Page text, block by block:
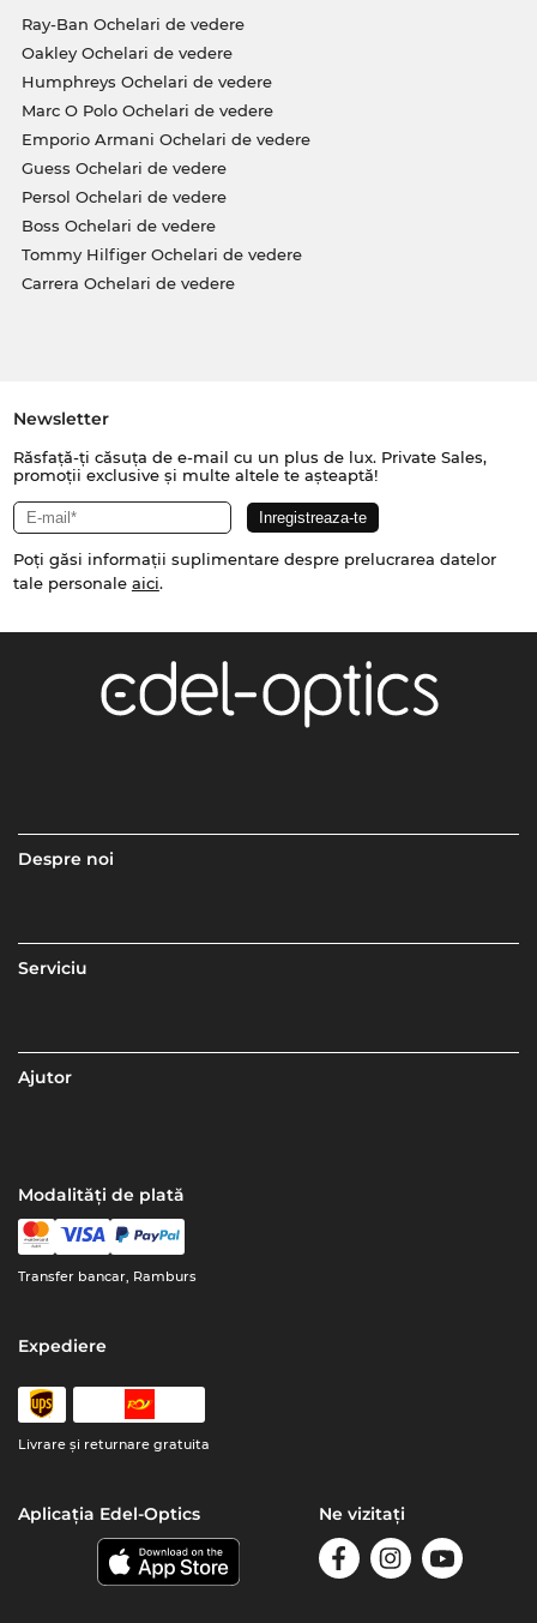
Ray-Ban Ochelari de vedere
Oakley Ochelari de vedere
Humphreys Ochelari de vedere
Marc O Polo Ochelari de vedere
Emporio Armani Ochelari de vedere
Guess Ochelari de vedere
Persol Ochelari de vedere
Boss Ochelari de vedere
Tommy Hilfiger Ochelari de vedere
Carrera Ochelari de vedere
Newsletter
Răsfață-ți căsuța de e-mail cu un plus de lux. Private Sales,
promoții exclusive și multe altele te așteaptă!
Poți găsi informații suplimentare despre prelucrarea datelor
tale personale aici.
Despre noi
Serviciu
Ajutor
Modalități de plată
Transfer bancar, Ramburs
Expediere
Livrare şi returnare gratuita
Aplicația Edel-Optics Ne vizitați